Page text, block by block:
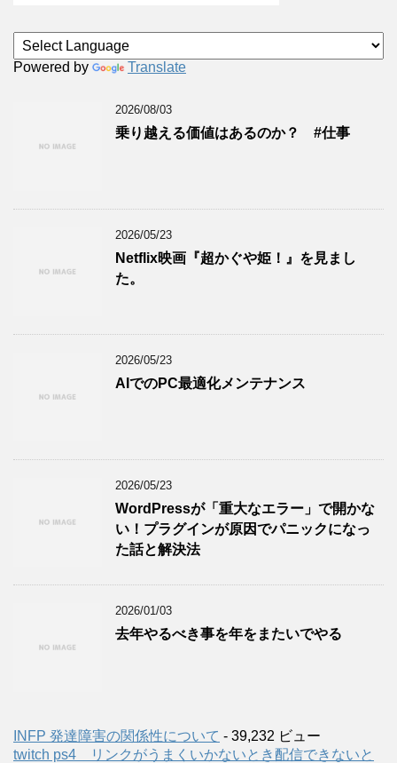
Powered by Translate
2026/08/03
乗り越える価値はあるのか？ #仕事
2026/05/23
Netflix映画『超かぐや姫！』を見まし
た。
2026/05/23
AIでのPC最適化メンテナンス
2026/05/23
WordPressが「重大なエラー」で開かな
い！プラグインが原因でパニックになっ
た話と解決法
2026/01/03
去年やるべき事を年をまたいでやる
INFP 発達障害の関係性について - 39,232 ビュー
twitch ps4 リンクがうまくいかないとき配信できないと